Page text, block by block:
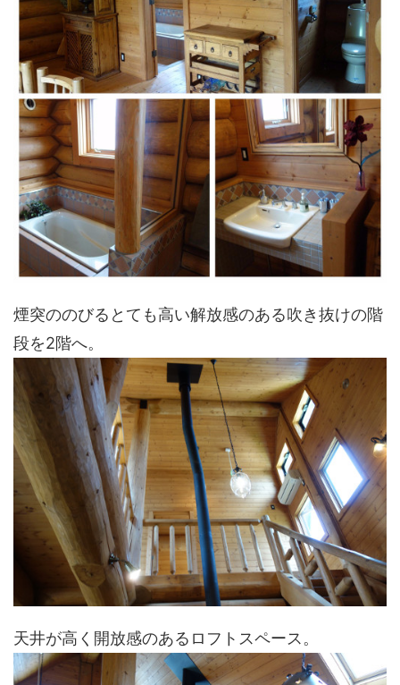
煙突ののびるとても高い解放感のある吹き抜けの階
段を2階へ。
天井が高く開放感のあるロフトスペース。